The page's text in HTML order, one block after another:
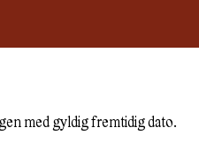
med gyldig fremtidig dato.